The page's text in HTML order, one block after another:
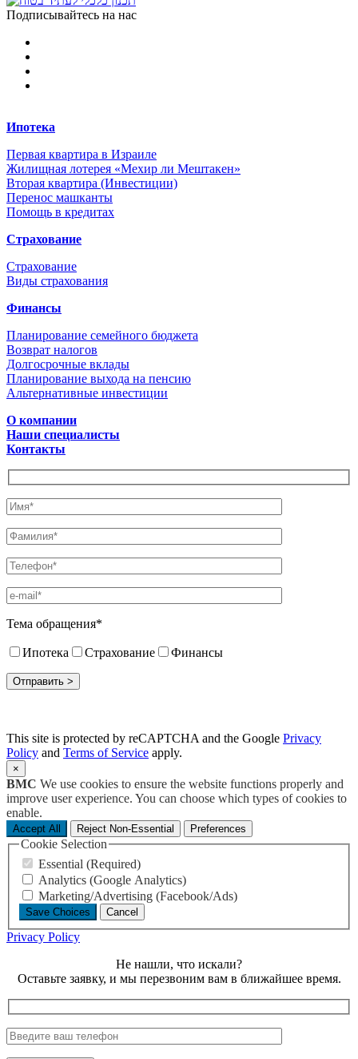
Подписывайтесь на нас
Ипотека
Первая квартира в Израиле
Жилищная лотерея «Мехир ли Мештакен»
Вторая квартира (Инвестиции)
Перенос машканты
Помощь в кредитах
Страхование
Страхование
Виды страхования
Финансы
Планирование семейного бюджета
Возврат налогов
Долгосрочные вклады
Планирование выхода на пенсию
Альтернативные инвестиции
О компании
Наши специалисты
Контакты
Тема обращения*
Ипотека Страхование Финансы
This site is protected by reCAPTCHA and the Google Privacy
Policy and Terms of Service apply.
×
BMC We use cookies to ensure the website functions properly and
improve user experience. You can choose which types of cookies to
enable.
Accept All Reject Non-Essential Preferences
Cookie Selection
Essential (Required)
Analytics (Google Analytics)
Marketing/Advertising (Facebook/Ads)
Save Choices Cancel
Privacy Policy
Не нашли, что искали?
Оставьте заявку, и мы перезвоним вам в ближайшее время.